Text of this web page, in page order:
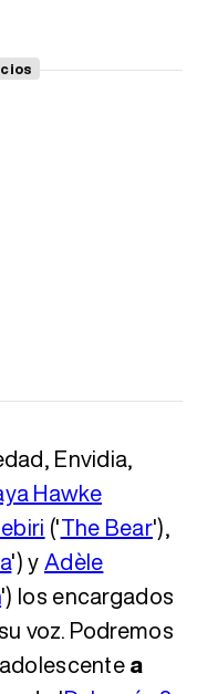
Envidia,
Hawke
('The Bear'),
') yAdèle
') los encargados
voz. Podremos
a